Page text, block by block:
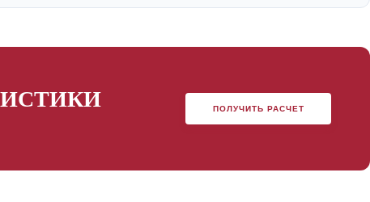
ПОЛУЧИТЬ РАСЧЕТ